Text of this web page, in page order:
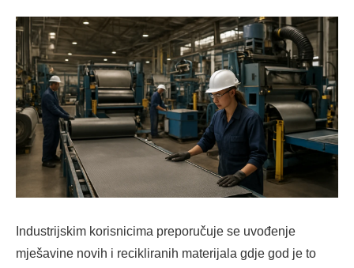
Industrijskim korisnicima preporučuje se uvođenje
mješavine novih i recikliranih materijala gdje god je to